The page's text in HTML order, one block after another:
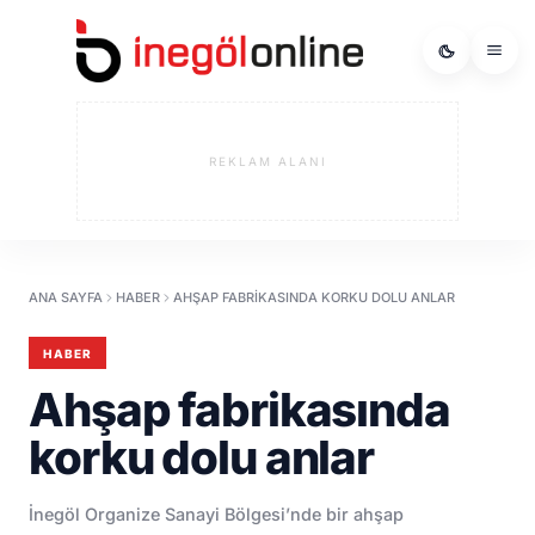
REKLAM ALANI
ANA SAYFA HABER AHŞAP FABRIKASINDA KORKU DOLU ANLAR
HABER
Ahşap fabrikasında
korku dolu anlar
İnegöl Organize Sanayi Bölgesi’nde bir ahşap